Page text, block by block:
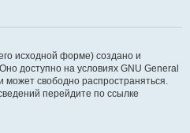
исходной форме) создано и
доступно на условиях GNU General
может свободно распространяться.
перейдите по ссылке